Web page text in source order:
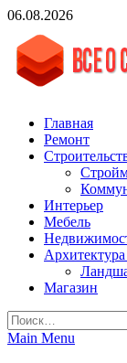
Skip
content
06.08.2026
vgasa.ru
Строительный
Главная
Ремонт
Интерьер
Мебель
Магазин
Найти:
Main Menu